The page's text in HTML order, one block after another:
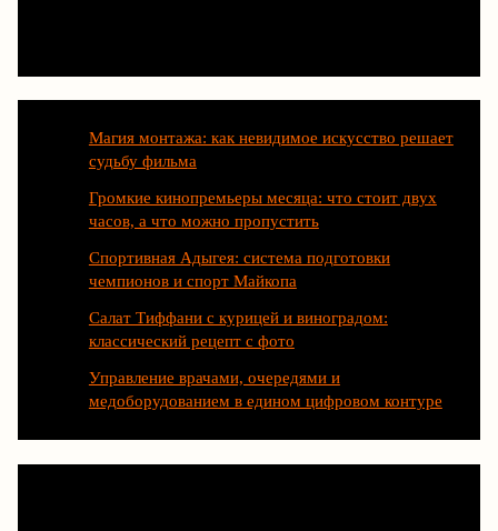
Магия монтажа: как невидимое искусство решает
судьбу фильма
Громкие кинопремьеры месяца: что стоит двух
часов, а что можно пропустить
Спортивная Адыгея: система подготовки
чемпионов и спорт Майкопа
Салат Тиффани с курицей и виноградом:
классический рецепт с фото
Управление врачами, очередями и
медоборудованием в едином цифровом контуре